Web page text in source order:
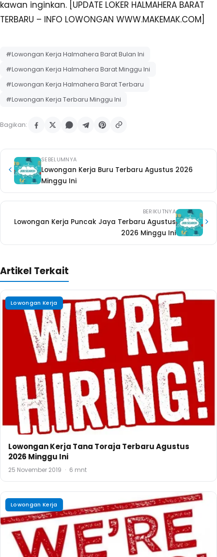
kawan inginkan. [UPDATE LOKER HALMAHERA BARAT
TERBARU – INFO LOWONGAN WWW.MAKEMAK.COM]
#Lowongan Kerja Halmahera Barat Bulan Ini
#Lowongan Kerja Halmahera Barat Minggu Ini
#Lowongan Kerja Halmahera Barat Terbaru
#Lowongan Kerja Terbaru Minggu Ini
Bagikan:
SEBELUMNYA
Lowongan Kerja Buru Terbaru Agustus 2026
Minggu Ini
BERIKUTNYA
Lowongan Kerja Puncak Jaya Terbaru Agustus
2026 Minggu Ini
Artikel Terkait
Lowongan Kerja
Lowongan Kerja Tana Toraja Terbaru Agustus
2026 Minggu Ini
25 November 2019 · 6 mnt
Lowongan Kerja